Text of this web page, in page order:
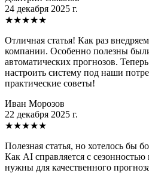
24 декабря 2025 г.
★★★★★
Отличная статья! Как раз
компании. Особенно полезны
автоматических прогнозов.
настроить систему под наши
практические советы!
Иван Морозов
22 декабря 2025 г.
★★★★★
Полезная статья, но хотелось бы
Как AI справляется с
нужны для качественного